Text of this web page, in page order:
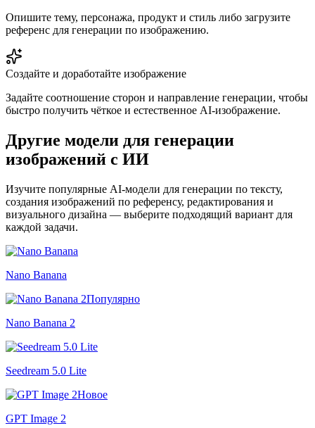
Опишите тему, персонажа, продукт и стиль либо загрузите
референс для генерации по изображению.
Создайте и доработайте изображение
Задайте соотношение сторон и направление генерации, чтобы
быстро получить чёткое и естественное AI-изображение.
Другие модели для генерации
изображений с ИИ
Изучите популярные AI-модели для генерации по тексту,
создания изображений по референсу, редактирования и
визуального дизайна — выберите подходящий вариант для
каждой задачи.
Nano Banana
Популярно
Nano Banana 2
Seedream 5.0 Lite
Новое
GPT Image 2